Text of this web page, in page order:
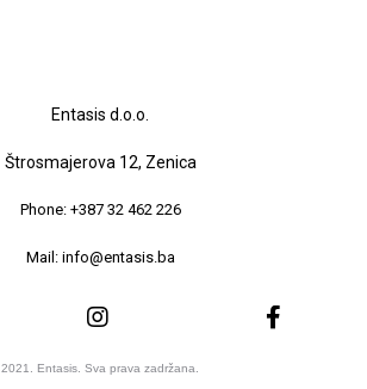
Entasis d.o.o.
Štrosmajerova 12, Zenica
Phone: +387 32 462 226
Mail: info@entasis.ba
2021. Entasis. Sva prava zadržana.